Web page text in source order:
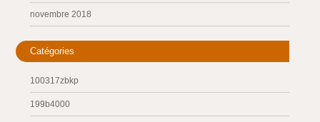
novembre 2018
Catégories
100317zbkp
199b4000